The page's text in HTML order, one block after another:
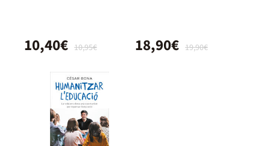
10,95€
10,40€ 19,90€
18,90€